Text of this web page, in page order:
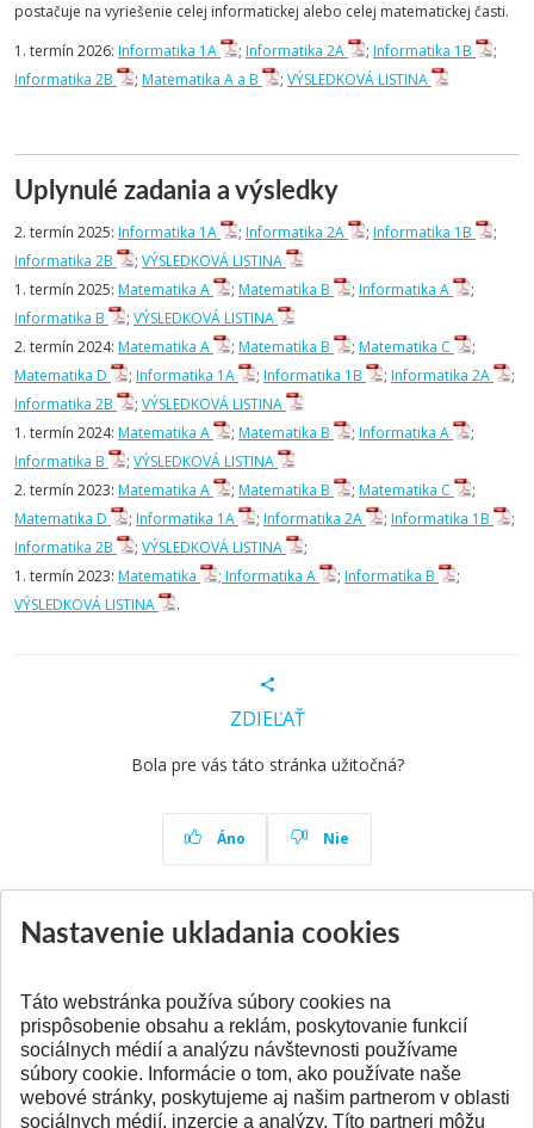
postačuje na vyriešenie celej informatickej alebo celej matematickej časti.
1. termín 2026: Informatika 1A ; Informatika 2A ; Informatika 1B
;
Informatika 2B
; Matematika A a B ; VÝSLEDKOVÁ LISTINA
Uplynulé zadania a výsledky
2. termín 2025: Informatika 1A ; Informatika 2A ; Informatika 1B
;
Informatika 2B
; VÝSLEDKOVÁ LISTINA
1. termín 2025: Matematika A ; Matematika B ; Informatika A
;
Informatika B
; VÝSLEDKOVÁ LISTINA
2. termín 2024: Matematika A ; Matematika B ; Matematika C
;
Matematika D
; Informatika 1A ; Informatika 1B ; Informatika 2A
;
Informatika 2B
; VÝSLEDKOVÁ LISTINA
1. termín 2024: Matematika A ; Matematika B ; Informatika A
;
Informatika B
; VÝSLEDKOVÁ LISTINA
2. termín 2023: Matematika A ; Matematika B ; Matematika C
;
Matematika D
; Informatika 1A ; Informatika 2A ; Informatika 1B
;
Informatika 2B
; VÝSLEDKOVÁ LISTINA
;
1. termín 2023: Matematika ; Informatika A ; Informatika B
;
VÝSLEDKOVÁ LISTINA
.
ZDIEĽAŤ
Bola pre vás táto stránka užitočná?
Áno Nie
SPÄŤ NA VRCH
Nastavenie ukladania cookies
Táto webstránka používa súbory cookies na
prispôsobenie obsahu a reklám, poskytovanie funkcií
sociálnych médií a analýzu návštevnosti používame
súbory cookie. Informácie o tom, ako používate naše
webové stránky, poskytujeme aj našim partnerom v oblasti
sociálnych médií, inzercie a analýzy. Títo partneri môžu